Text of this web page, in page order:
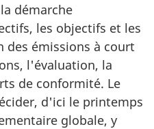
démarche
les objectifs et les
des émissions à court
l'évaluation, la
de conformité. Le
d'ici le printemps
globale, y